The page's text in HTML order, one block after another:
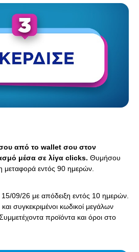
από το wallet σου στον
μέσα σε λίγα clicks. Θυμήσου
μεταφορά εντός 90 ημερών.
09/26 με απόδειξη εντός 10 ημερών.
συγκεκριμένοι κωδικοί μεγάλων
προϊόντα και όροι στο